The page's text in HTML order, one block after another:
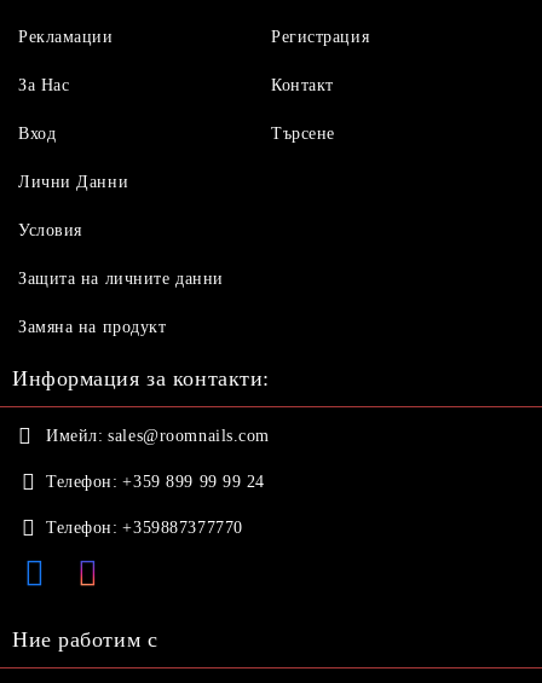
Рекламации
За Нас
Вход
Регистрация
Контакт
Търсене
Лични Данни
Условия
Защита на личните данни
Замяна на продукт
Информация за контакти:
Имейл: sales@roomnails.com
Телефон: +359 899 99 99 24
Телефон: +359887377770
Ние работим с